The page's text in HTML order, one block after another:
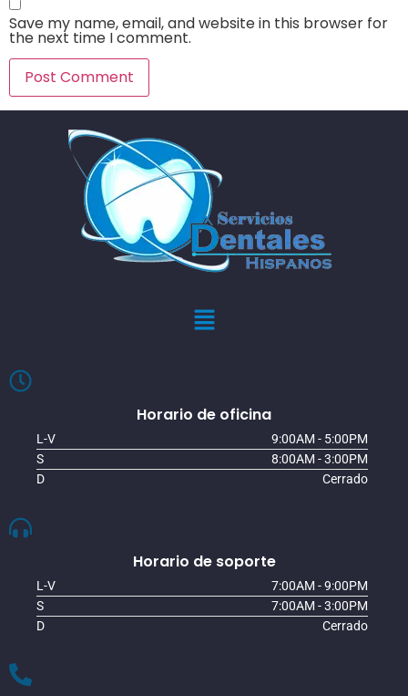
Save my name, email, and website in this browser for
the next time I comment.
Horario de oficina
L-V
9:00AM - 5:00PM
S
8:00AM - 3:00PM
D
Cerrado
Horario de soporte
L-V
7:00AM - 9:00PM
S
7:00AM - 3:00PM
D
Cerrado